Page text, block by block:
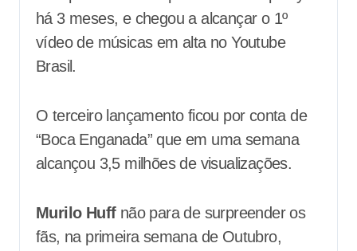
há 3 meses, e chegou a alcançar o 1º
vídeo de músicas em alta no Youtube
Brasil.
O terceiro lançamento ficou por conta de
“Boca Enganada” que em uma semana
alcançou 3,5 milhões de visualizações.
Murilo Huff não para de surpreender os
fãs, na primeira semana de Outubro,